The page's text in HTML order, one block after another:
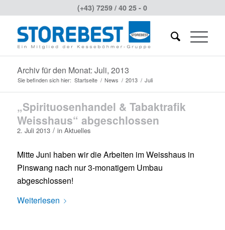
(+43) 7259 / 40 25 - 0
Archiv für den Monat: Juli, 2013
Sie befinden sich hier: Startseite / News / 2013 / Juli
„Spirituosenhandel & Tabaktrafik
Weisshaus“ abgeschlossen
2. Juli 2013 / in Aktuelles
Mitte Juni haben wir die Arbeiten im Weisshaus in
Pinswang nach nur 3-monatigem Umbau
abgeschlossen!
Weiterlesen